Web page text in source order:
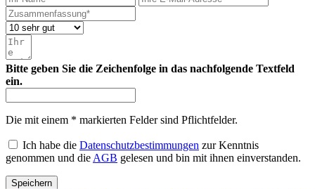
Bitte geben Sie die Zeichenfolge in das nachfolgende Textfeld
ein.
Die mit einem * markierten Felder sind Pflichtfelder.
Ich habe die Datenschutzbestimmungen zur Kenntnis
genommen und die AGB gelesen und bin mit ihnen einverstanden.
Speichern